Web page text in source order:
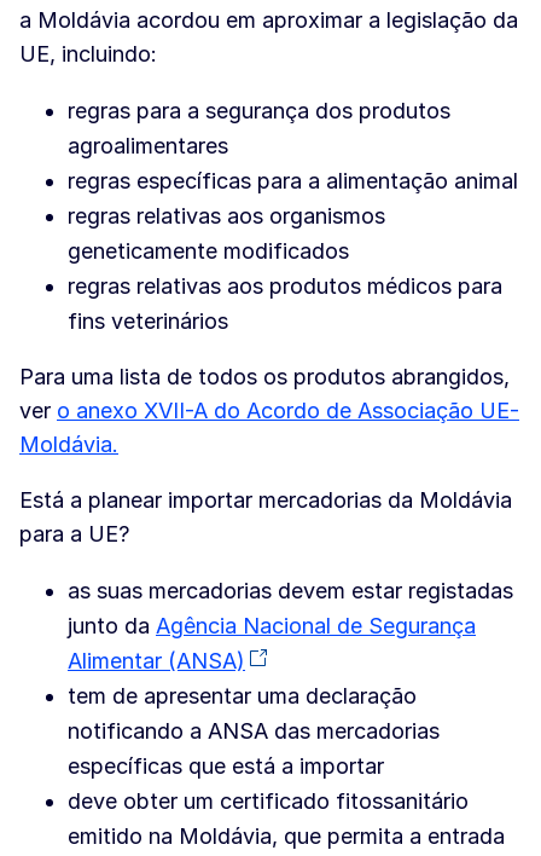
a Moldávia acordou em aproximar a legislação da
UE, incluindo:
regras para a segurança dos produtos
agroalimentares
regras específicas para a alimentação animal
regras relativas aos organismos
geneticamente modificados
regras relativas aos produtos médicos para
fins veterinários
Para uma lista de todos os produtos abrangidos,
ver o anexo XVII-A do Acordo de Associação UE-
Moldávia.
Está a planear importar mercadorias da Moldávia
para a UE?
as suas mercadorias devem estar registadas
junto da Agência Nacional de Segurança
Alimentar (ANSA)
tem de apresentar uma declaração
notificando a ANSA das mercadorias
específicas que está a importar
deve obter um certificado fitossanitário
emitido na Moldávia, que permita a entrada